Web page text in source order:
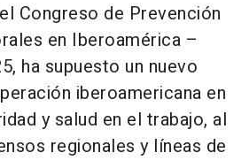
Congreso de Prevención
en Iberoamérica –
ha supuesto un nuevo
iberoamericana en
y salud en el trabajo, al
regionales y líneas de